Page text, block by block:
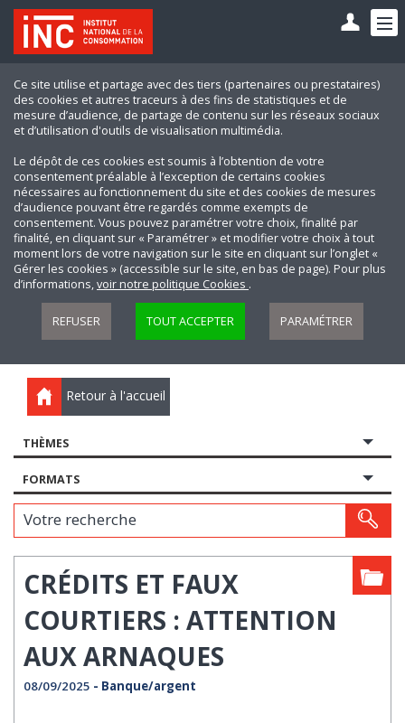
Ce site utilise et partage avec des tiers (partenaires ou prestataires)
des cookies et autres traceurs à des fins de statistiques et de
mesure d’audience, de partage de contenu sur les réseaux sociaux
et d’utilisation d'outils de visualisation multimédia.
Le dépôt de ces cookies est soumis à l’obtention de votre
consentement préalable à l’exception de certains cookies
nécessaires au fonctionnement du site et des cookies de mesures
d’audience pouvant être regardés comme exempts de
consentement. Vous pouvez paramétrer votre choix, finalité par
finalité, en cliquant sur « Paramétrer » et modifier votre choix à tout
moment lors de votre navigation sur le site en cliquant sur l’onglet «
Gérer les cookies » (accessible sur le site, en bas de page). Pour plus
d’informations,voir notre politique Cookies .
REFUSER TOUT ACCEPTER PARAMÉTRER
Retour à l'accueil
THÈMES
FORMATS
Votre recherche
CRÉDITS ET FAUX
COURTIERS : ATTENTION
AUX ARNAQUES
08/09/2025 - Banque/argent